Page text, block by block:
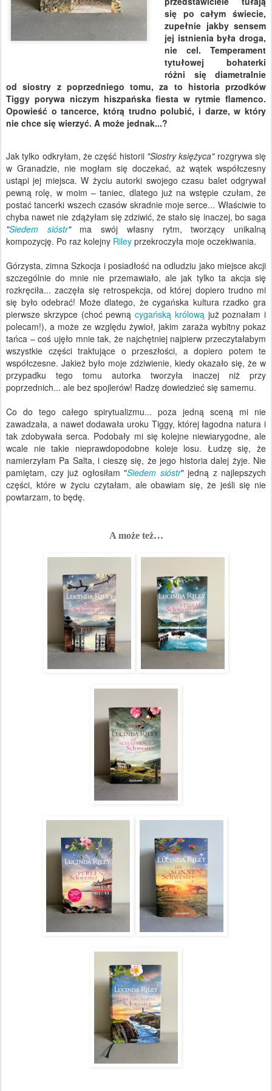
się po całym świecie,
zupełnie jakby sensem
jej istnienia była droga,
nie cel. Temperament
tytułowej bohaterki
różni się diametralnie
od siostry z poprzedniego tomu, za to historia przodków
Tiggy porywa niczym hiszpańska fiesta w rytmie flamenco.
Opowieść o tancerce, którą trudno polubić, i darze, w który
nie chce się wierzyć. A może jednak...?
Jak tylko odkryłam, że część historii "Siostry księżyca"rozgrywa się
w Granadzie, nie mogłam się doczekać, aż wątek współczesny
ustąpi jej miejsca. W życiu autorki swojego czasu balet odgrywał
pewną rolę, w moim – taniec, dlatego już na wstępie czułam, że
postać tancerki wszech czasów skradnie moje serce... Właściwie to
chyba nawet nie zdążyłam się zdziwić, że stało się inaczej, bo saga
"Siedem sióstr"ma swój własny rytm, tworzący unikalną
kompozycję. Po raz kolejny Riley przekroczyła moje oczekiwania.
Górzysta, zimna Szkocja i posiadłość na odludziu jako miejsce akcji
szczególnie do mnie nie przemawiało, ale jak tylko ta akcja się
rozkręciła... zaczęła się retrospekcja, od której dopiero trudno mi
się było odebrać! Może dlatego, że cygańska kultura rzadko gra
pierwsze skrzypce (choć pewną cygańską królową już poznałam i
polecam!), a może ze względu żywioł, jakim zaraża wybitny pokaz
tańca – coś ujęło mnie tak, że najchętniej najpierw przeczytałabym
wszystkie części traktujące o przeszłości, a dopiero potem te
współczesne. Jakież było moje zdziwienie, kiedy okazało się, że w
przypadku tego tomu autorka tworzyła inaczej niż przy
poprzednich... ale bez spojlerów! Radzę dowiedzieć się samemu.
Co do tego całego spirytualizmu... poza jedną sceną mi nie
zawadzała, a nawet dodawała uroku Tiggy, której łagodna natura i
tak zdobywała serca. Podobały mi się kolejne niewiarygodne, ale
wcale nie takie nieprawdopodobne koleje losu. Łudzę się, że
namierzyłam Pa Salta, i cieszę się, że jego historia dalej żyje. Nie
pamiętam, czy już ogłosiłam "Siedem sióstr" jedną z najlepszych
części, które w życiu czytałam, ale obawiam się, że jeśli się nie
powtarzam, to będę.
A może też…